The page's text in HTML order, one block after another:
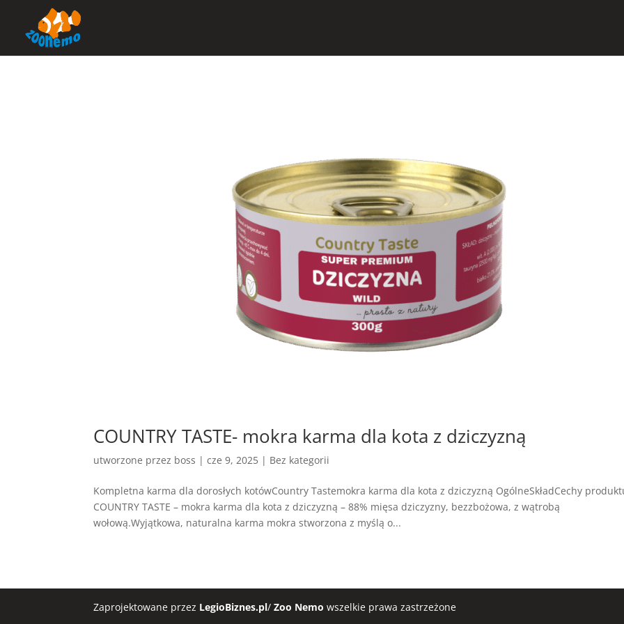
COUNTRY TASTE- mokra karma dla kota z dziczyzną
utworzone przez boss |cze 9, 2025 | Bez kategorii
Kompletna karma dla dorosłych kotówCountry Tastemokra karma dla kota z dziczyzną OgólneSkładCechy
COUNTRY TASTE – mokra karma dla kota z dziczyzną – 88% mięsa dziczyzny, bezzbożowa, z wątrobą
wołową.Wyjątkowa, naturalna karma mokra stworzona z myślą o...
Zaprojektowane przez LegioBiznes.pl/Zoo Nemo wszelkie prawa zastrzeżone